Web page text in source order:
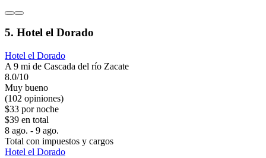
5. Hotel el Dorado
Hotel el Dorado
A 9 mi de Cascada del río Zacate
8.0/10
Muy bueno
(102 opiniones)
$33 por noche
$39 en total
8 ago. - 9 ago.
Total con impuestos y cargos
Hotel el Dorado